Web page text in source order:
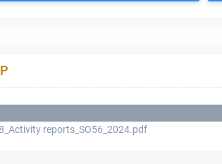
reports_SO56_2024.pdf